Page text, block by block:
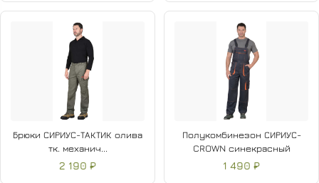
Брюки СИРИУС-ТАКТИК олива
тк. механич...
2 190 ₽
Полукомбинезон СИРИУС-
CROWN синекрасный
1 490 ₽